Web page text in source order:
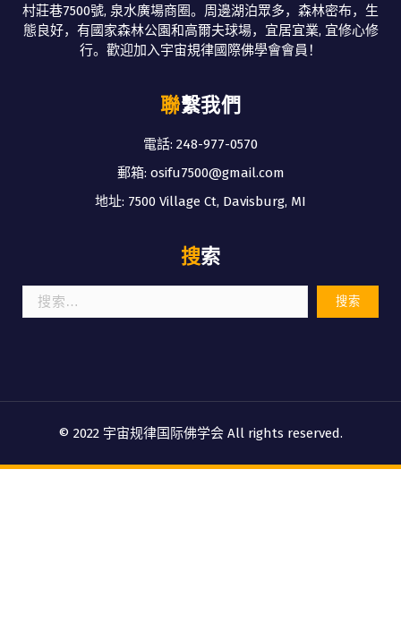
村莊巷7500號, 泉水廣場商圈。周邊湖泊眾多，森林密布，生
態良好，有國家森林公園和高爾夫球場，宜居宜業, 宜修心修
行。歡迎加入宇宙規律國際佛學會會員！
聯繫我們
電話: 248-977-0570
郵箱: osifu7500@gmail.com
地址: 7500 Village Ct, Davisburg, MI
搜索
索：
© 2022 宇宙规律国际佛学会 All rights reserved.